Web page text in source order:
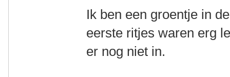
Ik ben een groentje in
eerste ritjes waren erg
er nog niet in.